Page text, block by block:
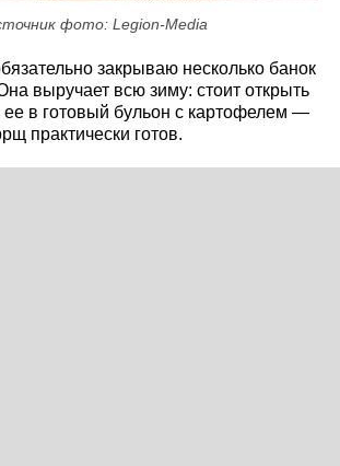
фото: Legion-Media
закрываю несколько банок
выручает всю зиму: стоит открыть
ее в готовый бульон с картофелем —
практически готов.